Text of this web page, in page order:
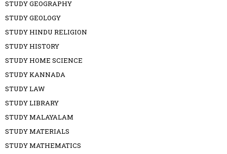
STUDY GEOGRAPHY
STUDY GEOLOGY
STUDY HINDU RELIGION
STUDY HISTORY
STUDY HOME SCIENCE
STUDY KANNADA
STUDY LAW
STUDY LIBRARY
STUDY MALAYALAM
STUDY MATERIALS
STUDY MATHEMATICS